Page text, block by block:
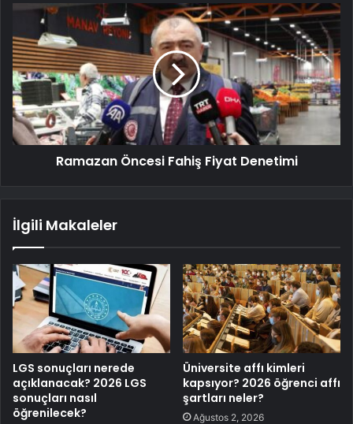
Ramazan Öncesi Fahiş Fiyat Denetimi
İlgili Makaleler
LGS sonuçları nerede
açıklanacak? 2026 LGS
sonuçları nasıl
öğrenilecek?
Üniversite affı kimleri
kapsıyor? 2026 öğrenci affı
şartları neler?
Ağustos 2, 2026